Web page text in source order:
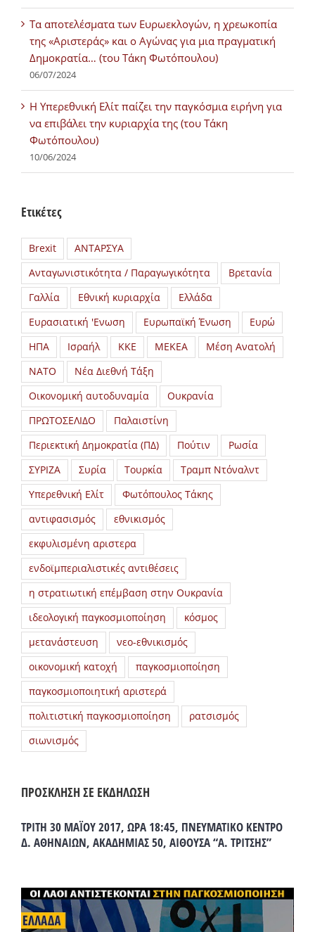
Τα αποτελέσματα των Ευρωεκλογών, η χρεωκοπία
της «Αριστεράς» και ο Αγώνας για μια πραγματική
Δημοκρατία… (του Τάκη Φωτόπουλου)
06/07/2024
H Υπερεθνική Ελίτ παίζει την παγκόσμια ειρήνη για
να επιβάλει την κυριαρχία της (του Τάκη
Φωτόπουλου)
10/06/2024
Ετικέτες
Brexit
ΑΝΤΑΡΣΥΑ
Ανταγωνιστικότητα / Παραγωγικότητα
Βρετανία
Γαλλία
Εθνική κυριαρχία
Ελλάδα
Ευρασιατική 'Ενωση
Ευρωπαϊκή Ένωση
Ευρώ
ΗΠΑ
Ισραήλ ΚΚΕ ΜΕΚΕΑ
Μέση Ανατολή
ΝΑΤΟ
Νέα Διεθνή Τάξη
Οικονομική αυτοδυναμία
Ουκρανία
ΠΡΩΤΟΣΕΛΙΔΟ
Παλαιστίνη
Περιεκτική Δημοκρατία (ΠΔ)
Πούτιν
Ρωσία
ΣΥΡΙΖΑ
Συρία Τουρκία
Τραμπ Ντόναλντ
Υπερεθνική Ελίτ
Φωτόπουλος Τάκης
αντιφασισμός
εθνικισμός
εκφυλισμένη αριστερα
ενδοϊμπεριαλιστικές αντιθέσεις
η στρατιωτική επέμβαση στην Ουκρανία
ιδεολογική παγκοσμιοποίηση
κόσμος
μετανάστευση
νεο-εθνικισμός
οικονομική κατοχή
παγκοσμιοποίηση
παγκοσμιοποιητική αριστερά
πολιτιστική παγκοσμιοποίηση
ρατσισμός
σιωνισμός
ΠΡΟΣΚΛΗΣΗ ΣΕ ΕΚΔΗΛΩΣΗ
ΤΡΙΤΗ 30 ΜΑΪΟΥ 2017, ΩΡΑ 18:45, ΠΝΕΥΜΑΤΙΚΟ ΚΕΝΤΡΟ
Δ. ΑΘΗΝΑΙΩΝ, ΑΚΑΔΗΜΙΑΣ 50, ΑΙΘΟΥΣΑ “Α. ΤΡΙΤΣΗΣ”